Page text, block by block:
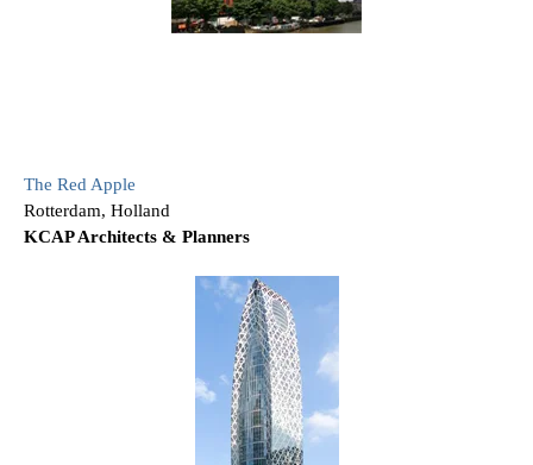
The Red Apple
Rotterdam, Holland
KCAP Architects & Planners